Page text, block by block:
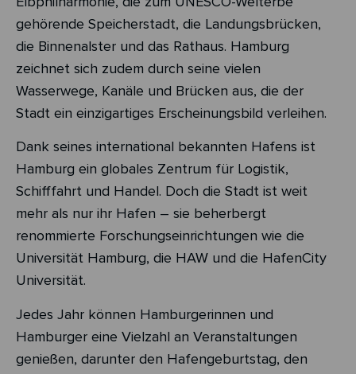
gehörende Speicherstadt, die Landungsbrücken,
die Binnenalster und das Rathaus. Hamburg
zeichnet sich zudem durch seine vielen
Wasserwege, Kanäle und Brücken aus, die der
Stadt ein einzigartiges Erscheinungsbild verleihen.
Dank seines international bekannten Hafens ist
Hamburg ein globales Zentrum für Logistik,
Schifffahrt und Handel. Doch die Stadt ist weit
mehr als nur ihr Hafen – sie beherbergt
renommierte Forschungseinrichtungen wie die
Universität Hamburg, die HAW und die HafenCity
Universität.
Jedes Jahr können Hamburgerinnen und
Hamburger eine Vielzahl an Veranstaltungen
genießen, darunter den Hafengeburtstag, den